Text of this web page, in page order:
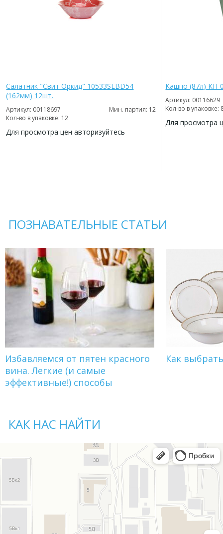
Салатник "Свит Оркид" 10533SLBD54
(162мм) 12шт.
Артикул: 00118697
Мин. партия: 12
Кол-во в упаковке: 12
Для просмотра цен авторизуйтесь
Кашпо (87л) КП-
Артикул: 00116629
Кол-во в упаковке:
Для просмотра
ПОЗНАВАТЕЛЬНЫЕ СТАТЬИ
Избавляемся от пятен красного
вина. Легкие (и самые
эффективные!) способы
Как
КАК НАС НАЙТИ